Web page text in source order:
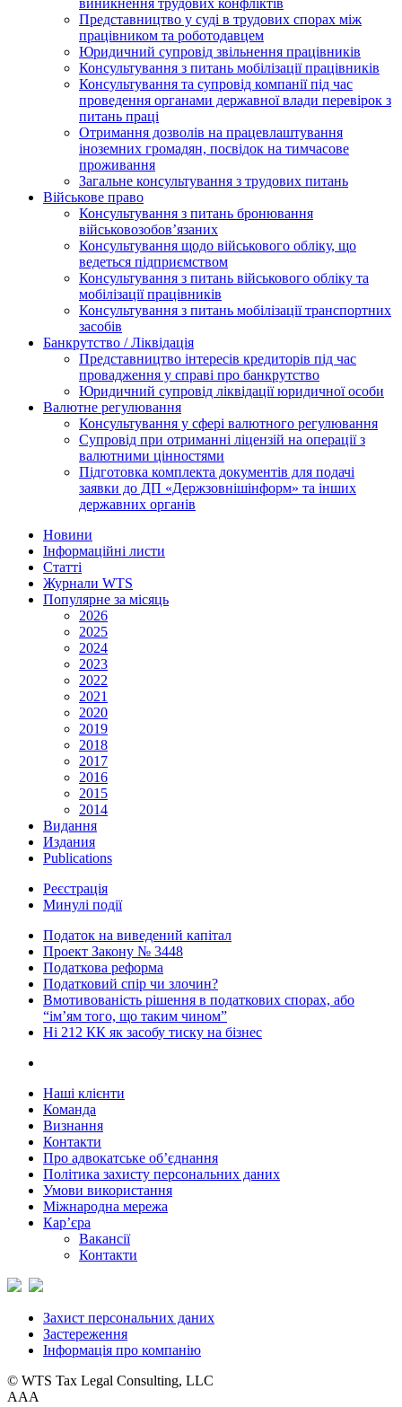
виникнення трудових конфліктів
Представництво у суді в трудових спорах між
працівником та роботодавцем
Юридичний супровід звільнення працівників
Консультування з питань мобілізації працівників
Консультування та супровід компанії під час
проведення органами державної влади перевірок з
питань праці
Отримання дозволів на працевлаштування
іноземних громадян, посвідок на тимчасове
проживання
Загальне консультування з трудових питань
Військове право
Консультування з питань бронювання
військовозобов’язаних
Консультування щодо військового обліку, що
ведеться підприємством
Консультування з питань військового обліку та
мобілізації працівників
Консультування з питань мобілізації транспортних
засобів
Банкрутство / Ліквідація
Представництво інтересів кредиторів під час
провадження у справі про банкрутство
Юридичний супровід ліквідації юридичної особи
Валютне регулювання
Консультування у сфері валютного регулювання
Супровід при отриманні ліцензій на операції з
валютними цінностями
Підготовка комплекта документів для подачі
заявки до ДП «Держзовнішінформ» та інших
державних органів
Новини
Інформаційні листи
Статті
Журнали WTS
Популярне за місяць
2026
2025
2024
2023
2022
2021
2020
2019
2018
2017
2016
2015
2014
Видання
Издания
Publications
Реєстрація
Минулі події
Податок на виведений капітал
Проект Закону № 3448
Податкова реформа
Податковий спір чи злочин?
Вмотивованість рішення в податкових спорах, або
“ім’ям того, що таким чином”
Ні 212 КК як засобу тиску на бізнес
Наші клієнти
Команда
Визнання
Контакти
Про адвокатське об’єднання
Політика захисту персональних даних
Умови використання
Міжнародна мережа
Кар’єра
Вакансії
Контакти
Захист персональних даних
Застереження
Інформація про компанію
© WTS Tax Legal Consulting, LLC
AAA